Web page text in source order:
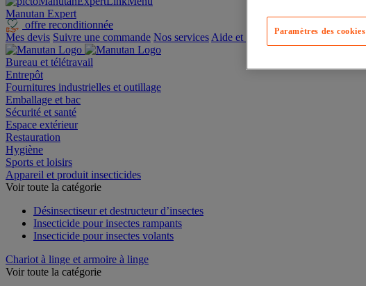
Manutan Expert
offre reconditionnée
Mes devis Suivre une commande Nos services Aide et contact
Bureau et télétravail
Entrepôt
Fournitures industrielles et outillage
Emballage et bac
Sécurité et santé
Espace extérieur
Restauration
Hygiène
Sports et loisirs
Appareil et produit insecticides
Voir toute la catégorie
Désinsectiseur et destructeur d’insectes
Insecticide pour insectes rampants
Insecticide pour insectes volants
Chariot à linge et armoire à linge
Voir toute la catégorie
Paramètres des cookies